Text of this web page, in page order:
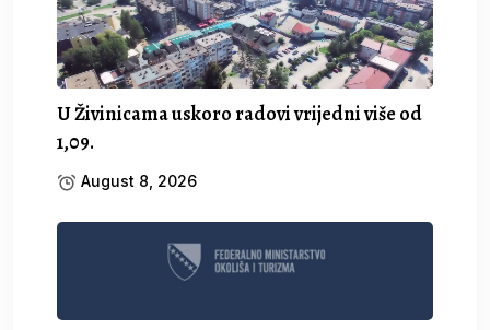
U Živinicama uskoro radovi vrijedni više od
1,09.
August 8, 2026